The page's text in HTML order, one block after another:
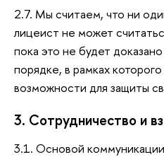
2.7. Мы считаем, что ни
лицеист не может
пока это не будет
порядке, в рамках
возможности для защиты
3. Сотрудничество и
3.1. Основой